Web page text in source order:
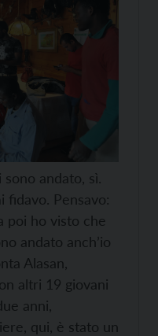
sono andato, sì.
fidavo. Pensavo:
poi ho visto che
andato anch’io
Alasan,
altri 19 giovani
anni,
qui, è stato un